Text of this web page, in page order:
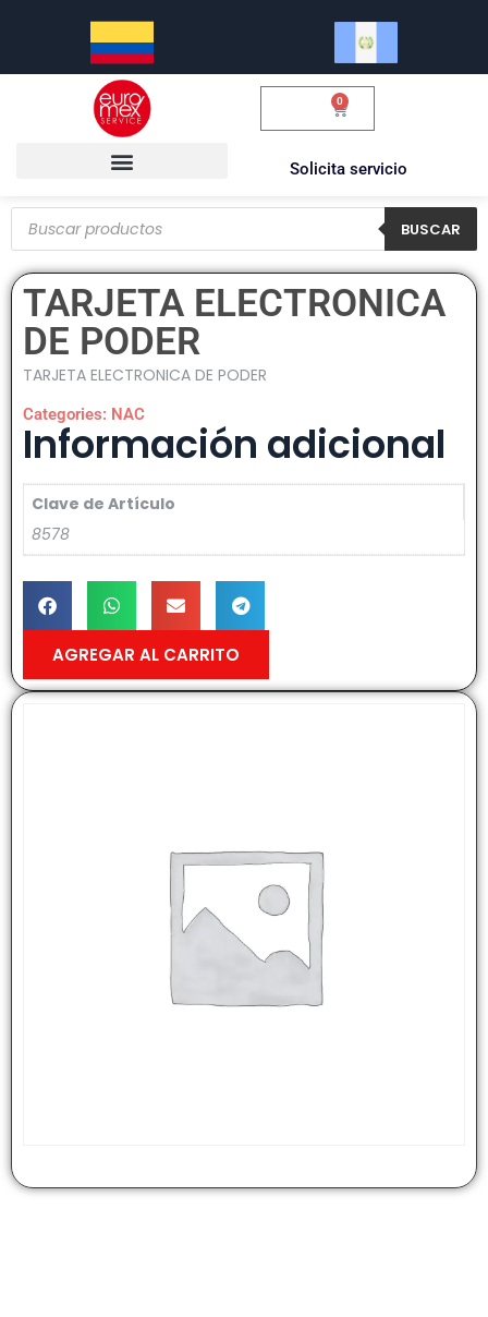
0
Solicita servicio
BUSCAR
TARJETA ELECTRONICA
DE PODER
TARJETA ELECTRONICA DE PODER
Categories: NAC
Información adicional
Clave de Artículo
8578
AGREGAR AL CARRITO